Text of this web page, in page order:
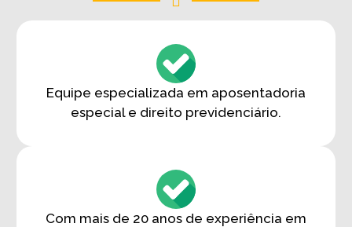
Equipe especializada em aposentadoria
especial e direito previdenciário.
Com mais de 20 anos de experiência em